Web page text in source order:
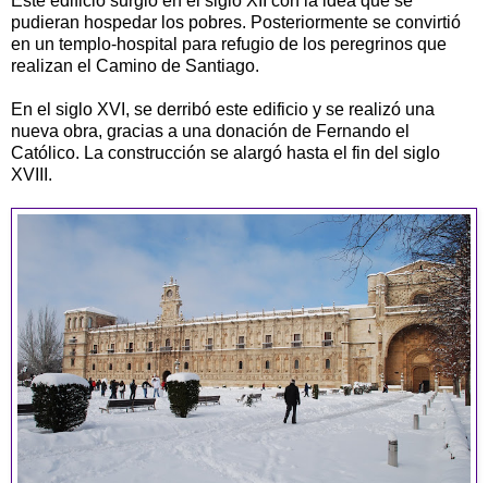
pudieran hospedar los pobres. Posteriormente se convirtió
en un templo-hospital para refugio de los peregrinos que
realizan el Camino de Santiago.
En el siglo XVI, se derribó este edificio y se realizó una
nueva obra, gracias a una donación de Fernando el
Católico. La construcción se alargó hasta el fin del siglo
XVIII.